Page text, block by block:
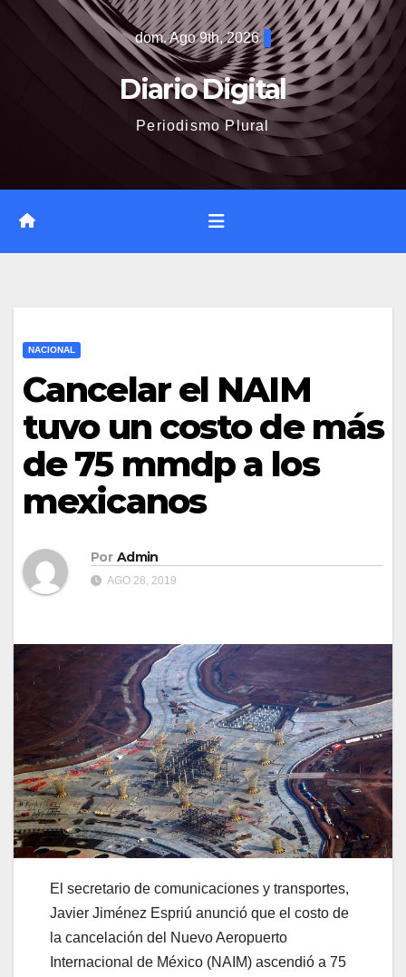
dom. Ago 9th, 2026
Diario Digital
Periodismo Plural
NACIONAL
Cancelar el NAIM
tuvo un costo de más
de 75 mmdp a los
mexicanos
Por Admin
AGO 28, 2019
El secretario de comunicaciones y transportes,
Javier Jiménez Espriú anunció que el costo de
la cancelación del Nuevo Aeropuerto
Internacional de México (NAIM) ascendió a 75